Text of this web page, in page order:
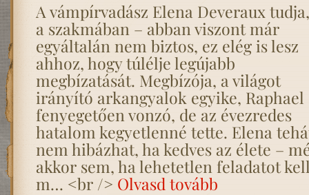
A vámpírvadász Elena Deveraux
a szakmában – abban viszont már
egyáltalán nem biztos, ez elég is lesz
ahhoz, hogy túlélje legújabb
megbízatását. Megbízója, a világot
irányító arkangyalok egyike, Raphael
fenyegetően vonzó, de az évezredes
hatalom kegyetlenné tette. Elena
nem hibázhat, ha kedves az élete –
akkor sem, ha lehetetlen feladatot
m… <br /> Olvasd tovább